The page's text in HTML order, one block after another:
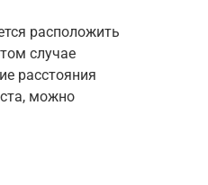
расположить
случае
расстояния
можно